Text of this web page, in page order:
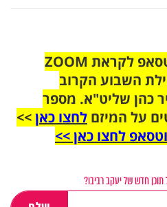
הצטרפו לקבוצת הוואטסאפ לקראת ZOOM
השבוע הקרוב
כהן שליט"א. מספר
על המיזם לחצו כאן>>
לחצו כאן >>
חדש של יעקב רביבו?